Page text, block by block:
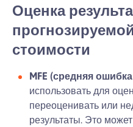
Оценка
стоимости
MFE (средняя
использовать для
переоценивать или
результаты. Это